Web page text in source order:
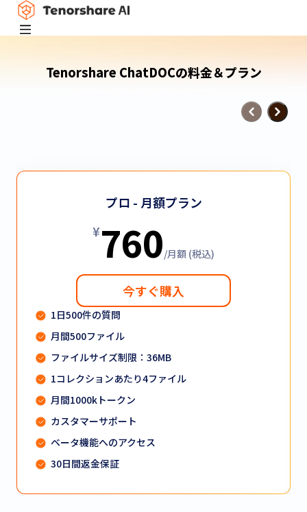
Tenorshare ChatDOCの料金＆プラン
プロ - 月額プラン
¥760/月額 (税込)
今すぐ購入
1日500件の質問
月間500ファイル
ファイルサイズ制限：36MB
1コレクションあたり4ファイル
月間1000kトークン
カスタマーサポート
ベータ機能へのアクセス
30日間返金保証